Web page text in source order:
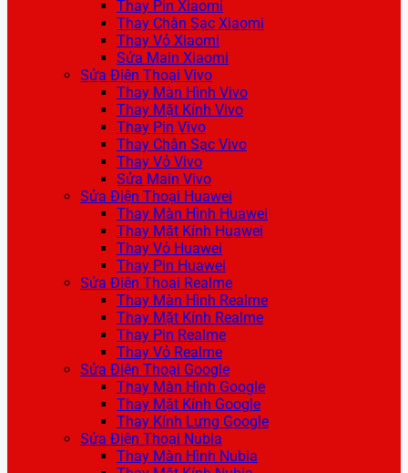
Thay Pin Xiaomi
Thay Chân Sạc Xiaomi
Thay Vỏ Xiaomi
Sửa Main Xiaomi
Sửa Điện Thoại Vivo
Thay Màn Hình Vivo
Thay Mặt Kính Vivo
Thay Pin Vivo
Thay Chân Sạc Vivo
Thay Vỏ Vivo
Sửa Main Vivo
Sửa Điện Thoại Huawei
Thay Màn Hình Huawei
Thay Mặt Kính Huawei
Thay Vỏ Huawei
Thay Pin Huawei
Sửa Điện Thoại Realme
Thay Màn Hình Realme
Thay Mặt Kính Realme
Thay Pin Realme
Thay Vỏ Realme
Sửa Điện Thoại Google
Thay Màn Hình Google
Thay Mặt Kính Google
Thay Kính Lưng Google
Sửa Điện Thoại Nubia
Thay Màn Hình Nubia